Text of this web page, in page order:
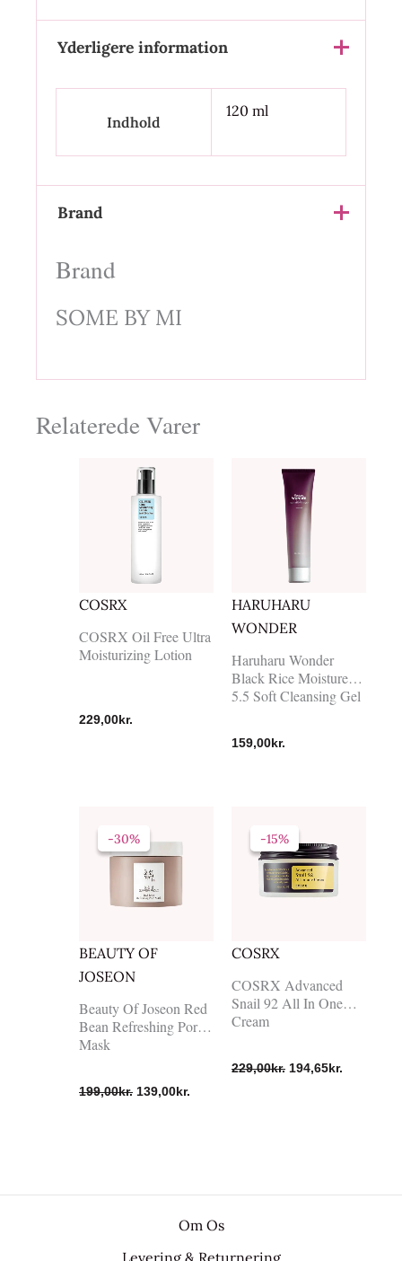
Yderligere information
Indhold
120 ml
Brand
Brand
SOME BY MI
Relaterede Varer
COSRX
COSRX Oil Free Ultra
Moisturizing Lotion
229,00kr.
HARUHARU
WONDER
Haruharu Wonder
Black Rice Moisture
5.5 Soft Cleansing Gel
159,00kr.
-30%
BEAUTY OF
JOSEON
-30%
Beauty Of Joseon Red
Bean Refreshing Pore
Mask
199,00kr.
oprindelige
pris
var:
199,00kr..
139,00kr.
-15%
COSRX
-15%
COSRX Advanced
Snail 92 All In One
Cream
229,00kr.
oprindelige
pris
var:
229,00kr..
194,65kr.
Om Os